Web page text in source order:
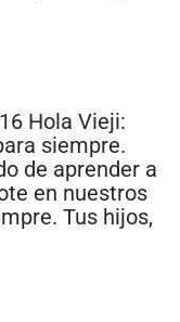
Hola Vieji:
siempre.
de aprender a
en nuestros
Tus hijos,